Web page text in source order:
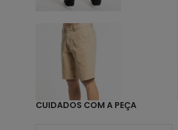
CUIDADOS COM A PEÇA